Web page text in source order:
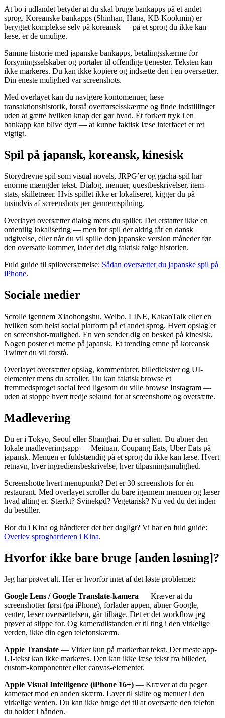
At bo i udlandet betyder at du skal bruge bankapps på et andet
sprog. Koreanske bankapps (Shinhan, Hana, KB Kookmin) er
berygtet komplekse selv på koreansk — på et sprog du ikke kan
læse, er de umulige.
Samme historie med japanske bankapps, betalingsskærme for
forsyningsselskaber og portaler til offentlige tjenester. Teksten kan
ikke markeres. Du kan ikke kopiere og indsætte den i en oversætter.
Din eneste mulighed var screenshots.
Med overlayet kan du navigere kontomenuer, læse
transaktionshistorik, forstå overførselsskærme og finde indstillinger
uden at gætte hvilken knap der gør hvad. Ét forkert tryk i en
bankapp kan blive dyrt — at kunne faktisk læse interfacet er ret
vigtigt.
Spil på japansk, koreansk, kinesisk
Storydrevne spil som visual novels, JRPG’er og gacha-spil har
enorme mængder tekst. Dialog, menuer, questbeskrivelser, item-
stats, skilletræer. Hvis spillet ikke er lokaliseret, kigger du på
tusindvis af screenshots per gennemspilning.
Overlayet oversætter dialog mens du spiller. Det erstatter ikke en
ordentlig lokalisering — men for spil der aldrig får en dansk
udgivelse, eller når du vil spille den japanske version måneder før
den oversatte kommer, lader det dig faktisk følge historien.
Fuld guide til spiloversættelse: Sådan oversætter du japanske spil på
iPhone.
Sociale medier
Scrolle igennem Xiaohongshu, Weibo, LINE, KakaoTalk eller en
hvilken som helst social platform på et andet sprog. Hvert opslag er
en screenshot-mulighed. En ven sender dig en besked på kinesisk.
Nogen poster et meme på japansk. Et trending emne på koreansk
Twitter du vil forstå.
Overlayet oversætter opslag, kommentarer, billedtekster og UI-
elementer mens du scroller. Du kan faktisk browse et
fremmedsproget social feed ligesom du ville browse Instagram —
uden at stoppe hvert tredje sekund for at screenshotte og oversætte.
Madlevering
Du er i Tokyo, Seoul eller Shanghai. Du er sulten. Du åbner den
lokale madleveringsapp — Meituan, Coupang Eats, Uber Eats på
japansk. Menuen er fuldstændig på et sprog du ikke kan læse. Hvert
retnavn, hver ingrediensbeskrivelse, hver tilpasningsmulighed.
Screenshotte hvert menupunkt? Det er 30 screenshots for én
restaurant. Med overlayet scroller du bare igennem menuen og læser
hvad alting er. Stærkt? Svinekød? Vegetarisk? Nu ved du det inden
du bestiller.
Bor du i Kina og håndterer det her dagligt? Vi har en fuld guide:
Overlev sprogbarrieren i Kina.
Hvorfor ikke bare bruge [anden løsning]?
Jeg har prøvet alt. Her er hvorfor intet af det løste problemet:
Google Lens / Google Translate-kamera — Kræver at du
screenshotter først (på iPhone), forlader appen, åbner Google,
venter, læser oversættelsen, går tilbage. Det er det workflow jeg
prøver at slippe for. Og kameratilstanden er til ting i den virkelige
verden, ikke din egen telefonskærm.
Apple Translate — Virker kun på markerbar tekst. Det meste app-
UI-tekst kan ikke markeres. Den kan ikke læse tekst fra billeder,
custom-komponenter eller canvas-elementer.
Apple Visual Intelligence (iPhone 16+) — Kræver at du peger
kameraet mod en anden skærm. Lavet til skilte og menuer i den
virkelige verden. Du kan ikke bruge det til at oversætte den telefon
du holder i hånden.